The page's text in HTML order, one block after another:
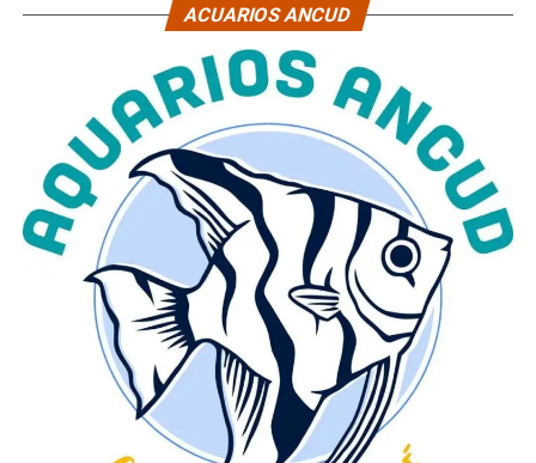
ACUARIOS ANCUD